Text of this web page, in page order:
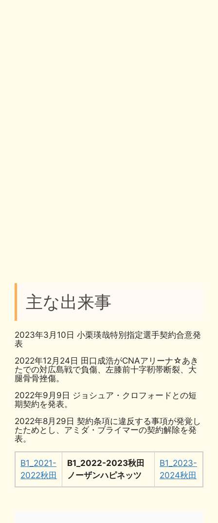
主な出来事
2023年3月10日 小栗瑛哉特別指定選手契約合意発
表
2022年12月24日 田口成浩がCNAアリーナ☆あき
たでの対広島戦で負傷、左膝前十字靭帯断裂、大
腿骨骨挫傷。
2022年9月9日 ジョシュア・クロフォードとの短
期契約を発表。
2022年8月29日 契約条項に違反する事項が発覚し
たためとし、アミダ・ブライマーの契約解除を発
表。
B1_2021-
2022秋田
B1_2022-2023秋田
ノーザンハピネッツ
B1_2023-
2024秋田